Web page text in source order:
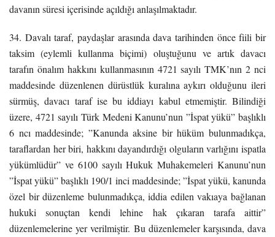
davanın süresi içerisinde açıldığı anlaşılmaktadır.
34. Davalı taraf, paydaşlar arasında dava tarihinden önce fiili bir
taksim (eylemli kullanma biçimi) oluştuğunu ve artık davacı
tarafın önalım hakkını kullanmasının 4721 sayılı TMK’nın 2 nci
maddesinde düzenlenen dürüstlük kuralına aykırı olduğunu ileri
sürmüş, davacı taraf ise bu iddiayı kabul etmemiştir. Bilindiği
üzere, 4721 sayılı Türk Medeni Kanunu’nun ”İspat yükü” başlıklı
6 ncı maddesinde; ”Kanunda aksine bir hüküm bulunmadıkça,
taraflardan her biri, hakkını dayandırdığı olguların varlığını ispatla
yükümlüdür” ve 6100 sayılı Hukuk Muhakemeleri Kanunu’nun
”İspat yükü” başlıklı 190/1 inci maddesinde; ”İspat yükü, kanunda
özel bir düzenleme bulunmadıkça, iddia edilen vakıaya bağlanan
hukuki sonuçtan kendi lehine hak çıkaran tarafa aittir”
düzenlemelerine yer verilmiştir. Bu düzenlemeler karşısında, dava